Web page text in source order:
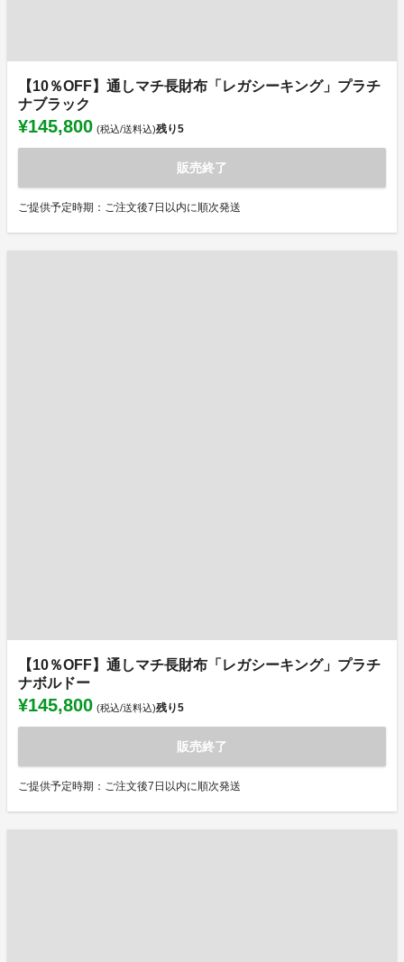
【10％OFF】通しマチ長財布「レガシーキング」プラチ
ナブラック
¥145,800 (税込/送料込)残り5
販売終了
ご提供予定時期：ご注文後7日以内に順次発送
【10％OFF】通しマチ長財布「レガシーキング」プラチ
ナボルドー
¥145,800 (税込/送料込)残り5
販売終了
ご提供予定時期：ご注文後7日以内に順次発送